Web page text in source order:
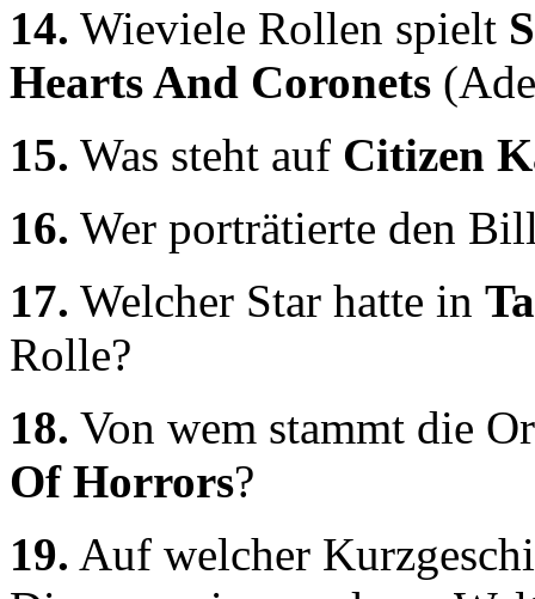
14. Wieviele Rollen spielt
Hearts And Coronets
15. Was steht auf Citizen
16. Wer porträtierte den
17. Welcher Star hatte in
Rolle?
18. Von wem stammt die
Of Horrors?
19. Auf welcher